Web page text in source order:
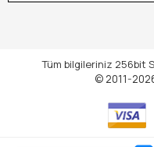
Tüm bilgileriniz 256bit
© 2011-